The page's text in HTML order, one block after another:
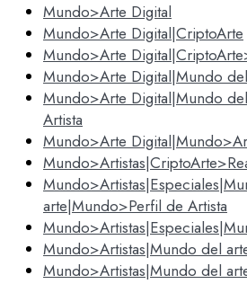
Mundo>Arte Digital
Mundo>Arte Digital|CriptoArte
Mundo>Arte
Mundo>Arte Digital|Mundo
Mundo>Arte Digital|Mundo
Artista
Mundo>Arte
arte|Mundo>Perfil de Artista
Mundo>Artistas|Mundo del
Mundo>Artistas|Mundo del